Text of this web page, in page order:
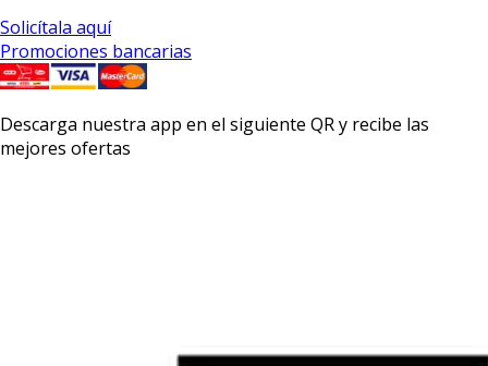
Solicítala aquí
Promociones bancarias
Descarga nuestra app en el siguiente QR y recibe las
mejores ofertas